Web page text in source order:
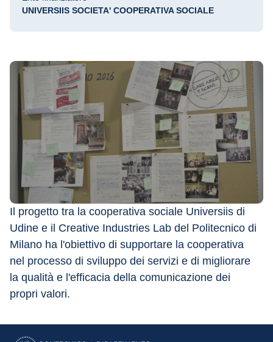
UNIVERSIIS SOCIETA' COOPERATIVA SOCIALE
Il progetto tra la cooperativa sociale Universiis di
Udine e il Creative Industries Lab del Politecnico di
Milano ha l'obiettivo di supportare la cooperativa
nel processo di sviluppo dei servizi e di migliorare
la qualità e l'efficacia della comunicazione dei
propri valori.